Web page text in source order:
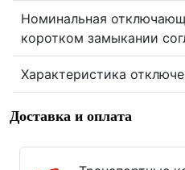
Номинальная
коротком замыкании
Характеристика
Доставка и оплата